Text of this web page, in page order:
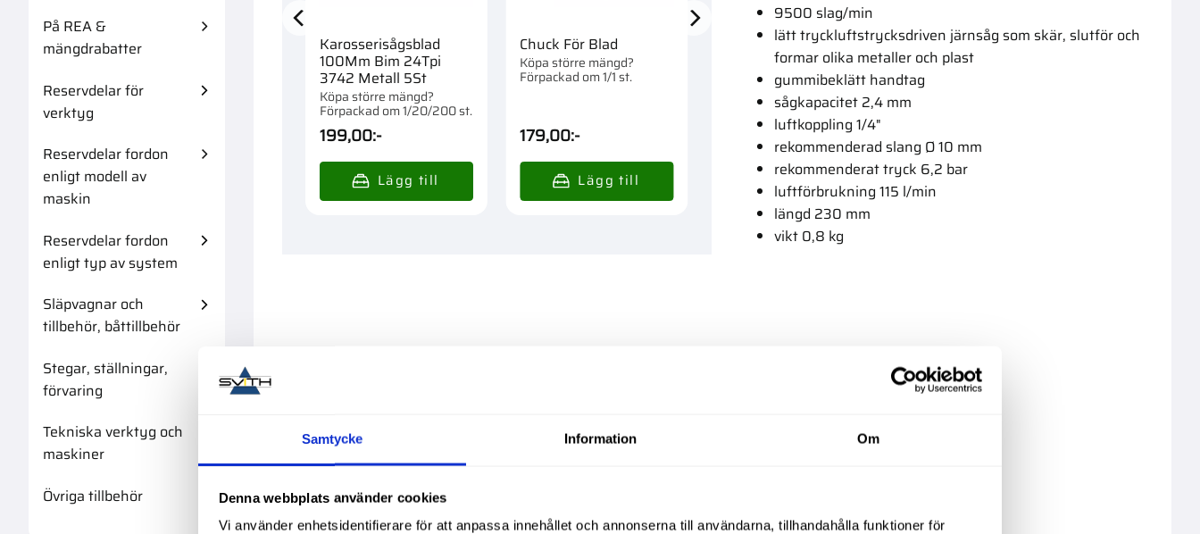
Samtycke Information Om
Denna webbplats använder cookies
Vi använder enhetsidentifierare för att anpassa innehållet och annonserna till användarna, tillhandahålla funktioner för
Karosserisågsblad
100Mm Bim 24Tpi
3742 Metall 5St
Köpa större mängd?
Förpackad om 1/20/200 st.
199,00:-
Chuck För Blad
Köpa större mängd?
Förpackad om 1/1 st.
179,00:-
Karosserisågsblad
100Mm Bim 32Tpi
3740 Metall 5St
Köpa större mängd?
Förpackad om 1 st.
:-
Lamell
Köpa större mängd?
Förpackad om 1/1 st.
87,00
9500 slag/min
lätt tryckluftstrycksdriven järnsåg som skär, slutför och
formar olika metaller och plast
gummibeklätt handtag
sågkapacitet 2,4 mm
luftkoppling 1/4"
rekommenderad slang Ø 10 mm
rekommenderat tryck 6,2 bar
luftförbrukning 115 l/min
längd 230 mm
vikt 0,8 kg
På REA &
mängdrabatter
Reservdelar för
verktyg
Reservdelar fordon
enligt modell av
maskin
Reservdelar fordon
enligt typ av system
Släpvagnar och
tillbehör, båttillbehör
Stegar, ställningar,
förvaring
Tekniska verktyg och
maskiner
Övriga tillbehör